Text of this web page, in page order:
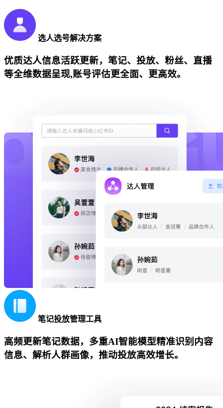
选人选号解决方案
优质达人信息活跃更新，笔记、投放、粉丝、直播
等全维数据呈现,账号评估更全面、更高效。
笔记投放管理工具
高频更新笔记数据，多重AI智能模型精准识别内容
信息、解析人群画像，推动投放高效增长。